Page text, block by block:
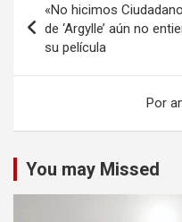
de
entradas
«No hicimos
de ‘Argylle’ aún no
su película
Por
You may Missed